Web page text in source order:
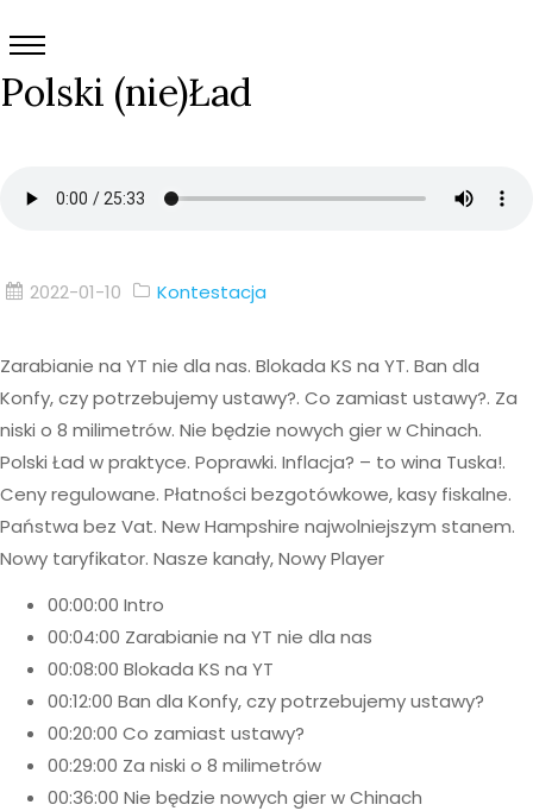
Polski (nie)Ład
2022-01-10 Kontestacja
Zarabianie na YT nie dla nas. Blokada KS na YT. Ban dla
Konfy, czy potrzebujemy ustawy?. Co zamiast ustawy?. Za
niski o 8 milimetrów. Nie będzie nowych gier w Chinach.
Polski Ład w praktyce. Poprawki. Inflacja? – to wina Tuska!.
Ceny regulowane. Płatności bezgotówkowe, kasy fiskalne.
Państwa bez Vat. New Hampshire najwolniejszym stanem.
Nowy taryfikator. Nasze kanały, Nowy Player
00:00:00 Intro
00:04:00 Zarabianie na YT nie dla nas
00:08:00 Blokada KS na YT
00:12:00 Ban dla Konfy, czy potrzebujemy ustawy?
00:20:00 Co zamiast ustawy?
00:29:00 Za niski o 8 milimetrów
00:36:00 Nie będzie nowych gier w Chinach